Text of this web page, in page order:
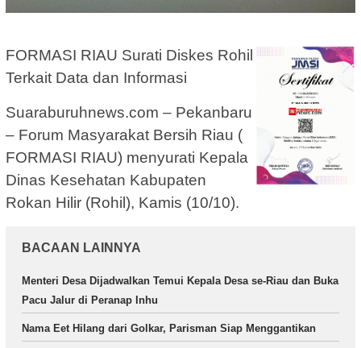
FORMASI RIAU Surati Diskes Rohil
Terkait Data dan Informasi
Suaraburuhnews.com – Pekanbaru
– Forum Masyarakat Bersih Riau (
FORMASI RIAU) menyurati Kepala
Dinas Kesehatan Kabupaten
Rokan Hilir (Rohil), Kamis (10/10).
BACAAN LAINNYA
Menteri Desa Dijadwalkan Temui Kepala Desa se-Riau dan Buka
Pacu Jalur di Peranap Inhu
Nama Eet Hilang dari Golkar, Parisman Siap Menggantikan